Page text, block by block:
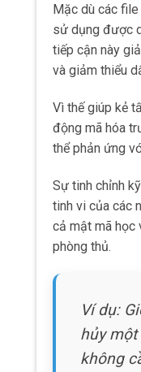
Mặc dù các file
sử dụng được
tiếp cận này
và giảm thiểu
Vì thế giúp kẻ
động mã hóa
thể phản ứng
Sự tinh chỉnh
tinh vi của các
cả mật mã học
phòng thủ.
Ví dụ:
hủy một
không